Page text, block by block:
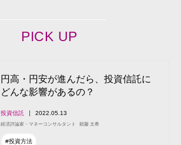
PICK UP
円高・円安が進んだら、投資信託に
どんな影響があるの？
投資信託 2022.05.13
経済評論家・マネーコンサルタント 頼藤 太希
#投資方法